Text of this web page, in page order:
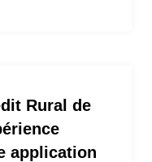
Rural de
application